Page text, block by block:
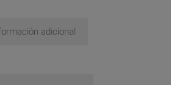
adicional